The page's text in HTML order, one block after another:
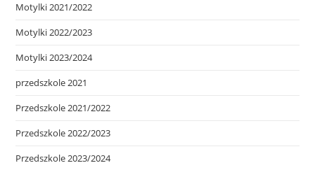
Motylki 2021/2022
Motylki 2022/2023
Motylki 2023/2024
przedszkole 2021
Przedszkole 2021/2022
Przedszkole 2022/2023
Przedszkole 2023/2024